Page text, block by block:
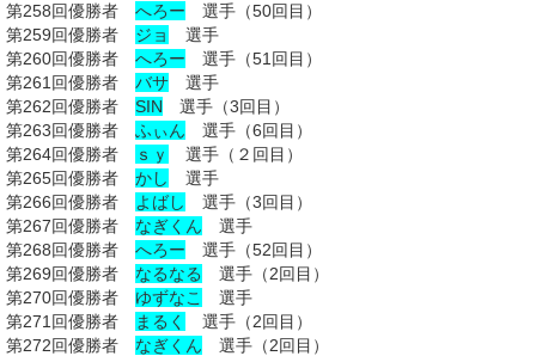
第258回優勝者 へろー 選手（50回目）
第259回優勝者 ジョ
選手
第260回優勝者 へろー 選手（51回目）
第261回優勝者 バサ 選手
第262回優勝者 SIN 選手（3回目）
第263回優勝者 ふぃん 選手（6回目）
第264回優勝者
ｓｙ
選手（２回目）
第265回優勝者 かし
選手
第266回優勝者
よばし
選手（3回目）
第267回優勝者 なぎくん 選手
第268回優勝者 へろー 選手（52回目）
第269回優勝者 なるなる
選手（2回目）
第270回優勝者 ゆずなこ
選手
第271回優勝者
まるく
選手（2回目）
第272回優勝者 なぎくん 選手（2回目）